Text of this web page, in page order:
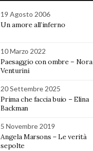
19 Agosto 2006
Un amore all’inferno
10 Marzo 2022
Paesaggio con ombre – Nora
Venturini
20 Settembre 2025
Prima che faccia buio – Elina
Backman
5 Novembre 2019
Angela Marsons – Le verità
sepolte